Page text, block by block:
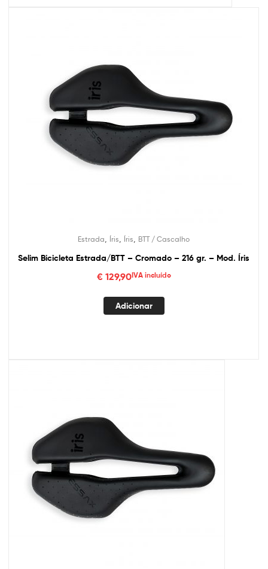
Estrada Íris Íris BTT / Cascalho
Selim Bicicleta Estrada/BTT – Cromado – 216 gr. – Mod. Íris
€129,90IVA incluído
Adicionar